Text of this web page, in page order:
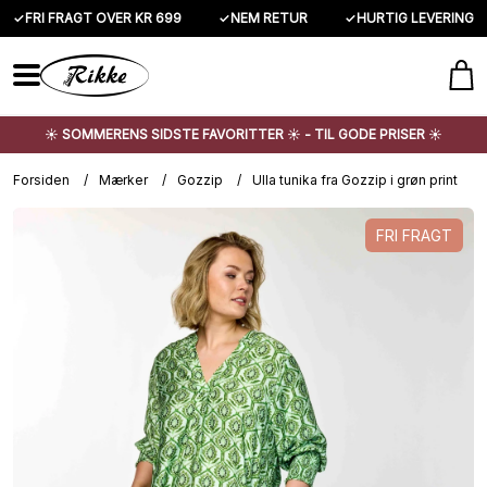
✓FRI FRAGT OVER KR 699 ✓NEM RETUR ✓HURTIG LEVERING
☀️ SOMMERENS SIDSTE FAVORITTER ☀️ - TIL GODE PRISER ☀️
Forsiden / Mærker / Gozzip / Ulla tunika fra Gozzip i grøn print
FRI FRAGT